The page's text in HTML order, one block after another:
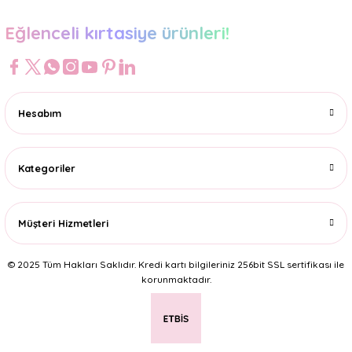
Eğlenceli kırtasiye ürünleri!
Hesabım
Kategoriler
Müşteri Hizmetleri
© 2025 Tüm Hakları Saklıdır. Kredi kartı bilgileriniz 256bit SSL sertifikası ile
korunmaktadır.